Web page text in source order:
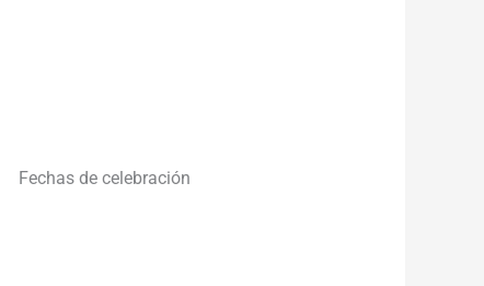
Fechas de celebración